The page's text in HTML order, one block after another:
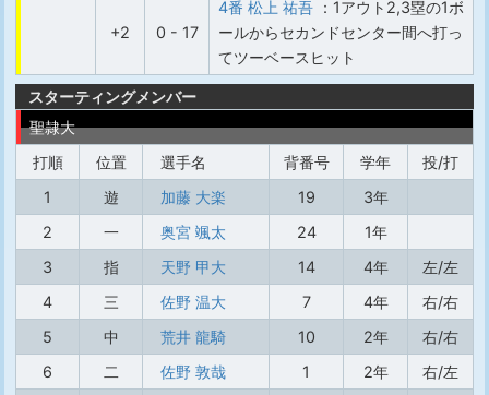
+2 0 - 17
4番 松上 祐吾 ：1アウト2,3塁の1ボ
ールからセカンドセンター間へ打っ
てツーベースヒット
スターティングメンバー
聖隷大
打順
位置 選手名 背番号 学年
投/打
1
遊 加藤 大楽 19
3年
2
一 奥宮 颯太 24
1年
3
指 天野 甲大 14 4年
左/左
4
三 佐野 温大 7 4年
右/右
5
中 荒井 龍騎 10 2年
右/右
6
二 佐野 敦哉 1 2年
右/左